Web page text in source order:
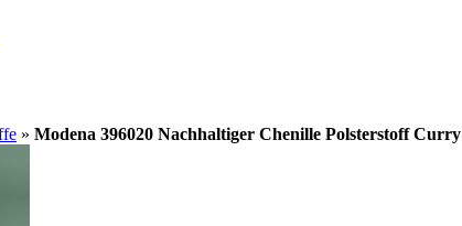
» Modena 396020 Nachhaltiger Chenille Polsterstoff Curry